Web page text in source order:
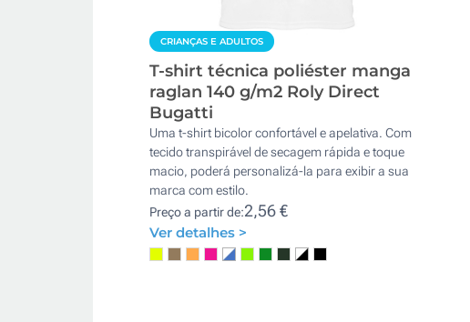
CRIANÇAS E ADULTOS
T-shirt técnica poliéster manga
raglan 140 g/m2 Roly Direct
Bugatti
Uma t-shirt bicolor confortável e apelativa. Com
tecido transpirável de secagem rápida e toque
macio, poderá personalizá-la para exibir a sua
marca com estilo.
Preço a partir de:2,56 €
Ver detalhes >